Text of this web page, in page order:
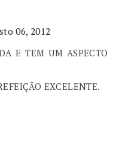
06, 2012
E TEM UM ASPECTO
EXCELENTE.